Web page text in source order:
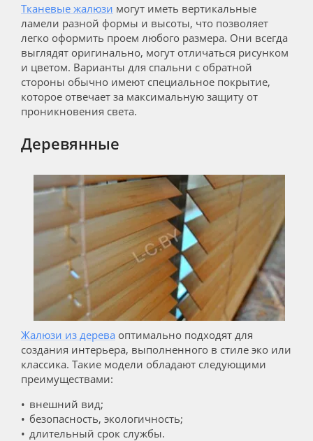
Тканевые жалюзи могут иметь вертикальные
ламели разной формы и высоты, что позволяет
легко оформить проем любого размера. Они всегда
выглядят оригинально, могут отличаться рисунком
и цветом. Варианты для спальни с обратной
стороны обычно имеют специальное покрытие,
которое отвечает за максимальную защиту от
проникновения света.
Деревянные
Жалюзи из дерева оптимально подходят для
создания интерьера, выполненного в стиле эко или
классика. Такие модели обладают следующими
преимуществами:
внешний вид;
безопасность, экологичность;
длительный срок службы.